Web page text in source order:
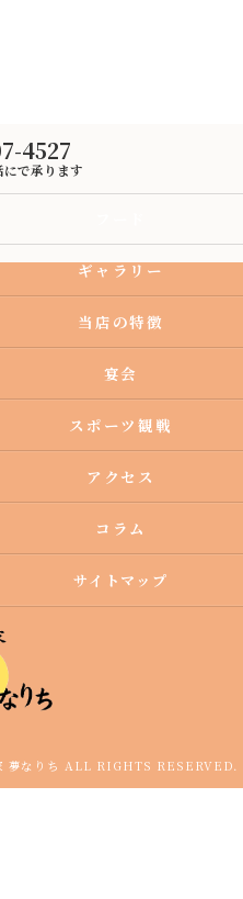
4527
にで承ります
ギャラリー
当店の特徴
宴会
スポーツ観戦
アクセス
コラム
サイトマップ
夢なりち ALL RIGHTS RESERVED.